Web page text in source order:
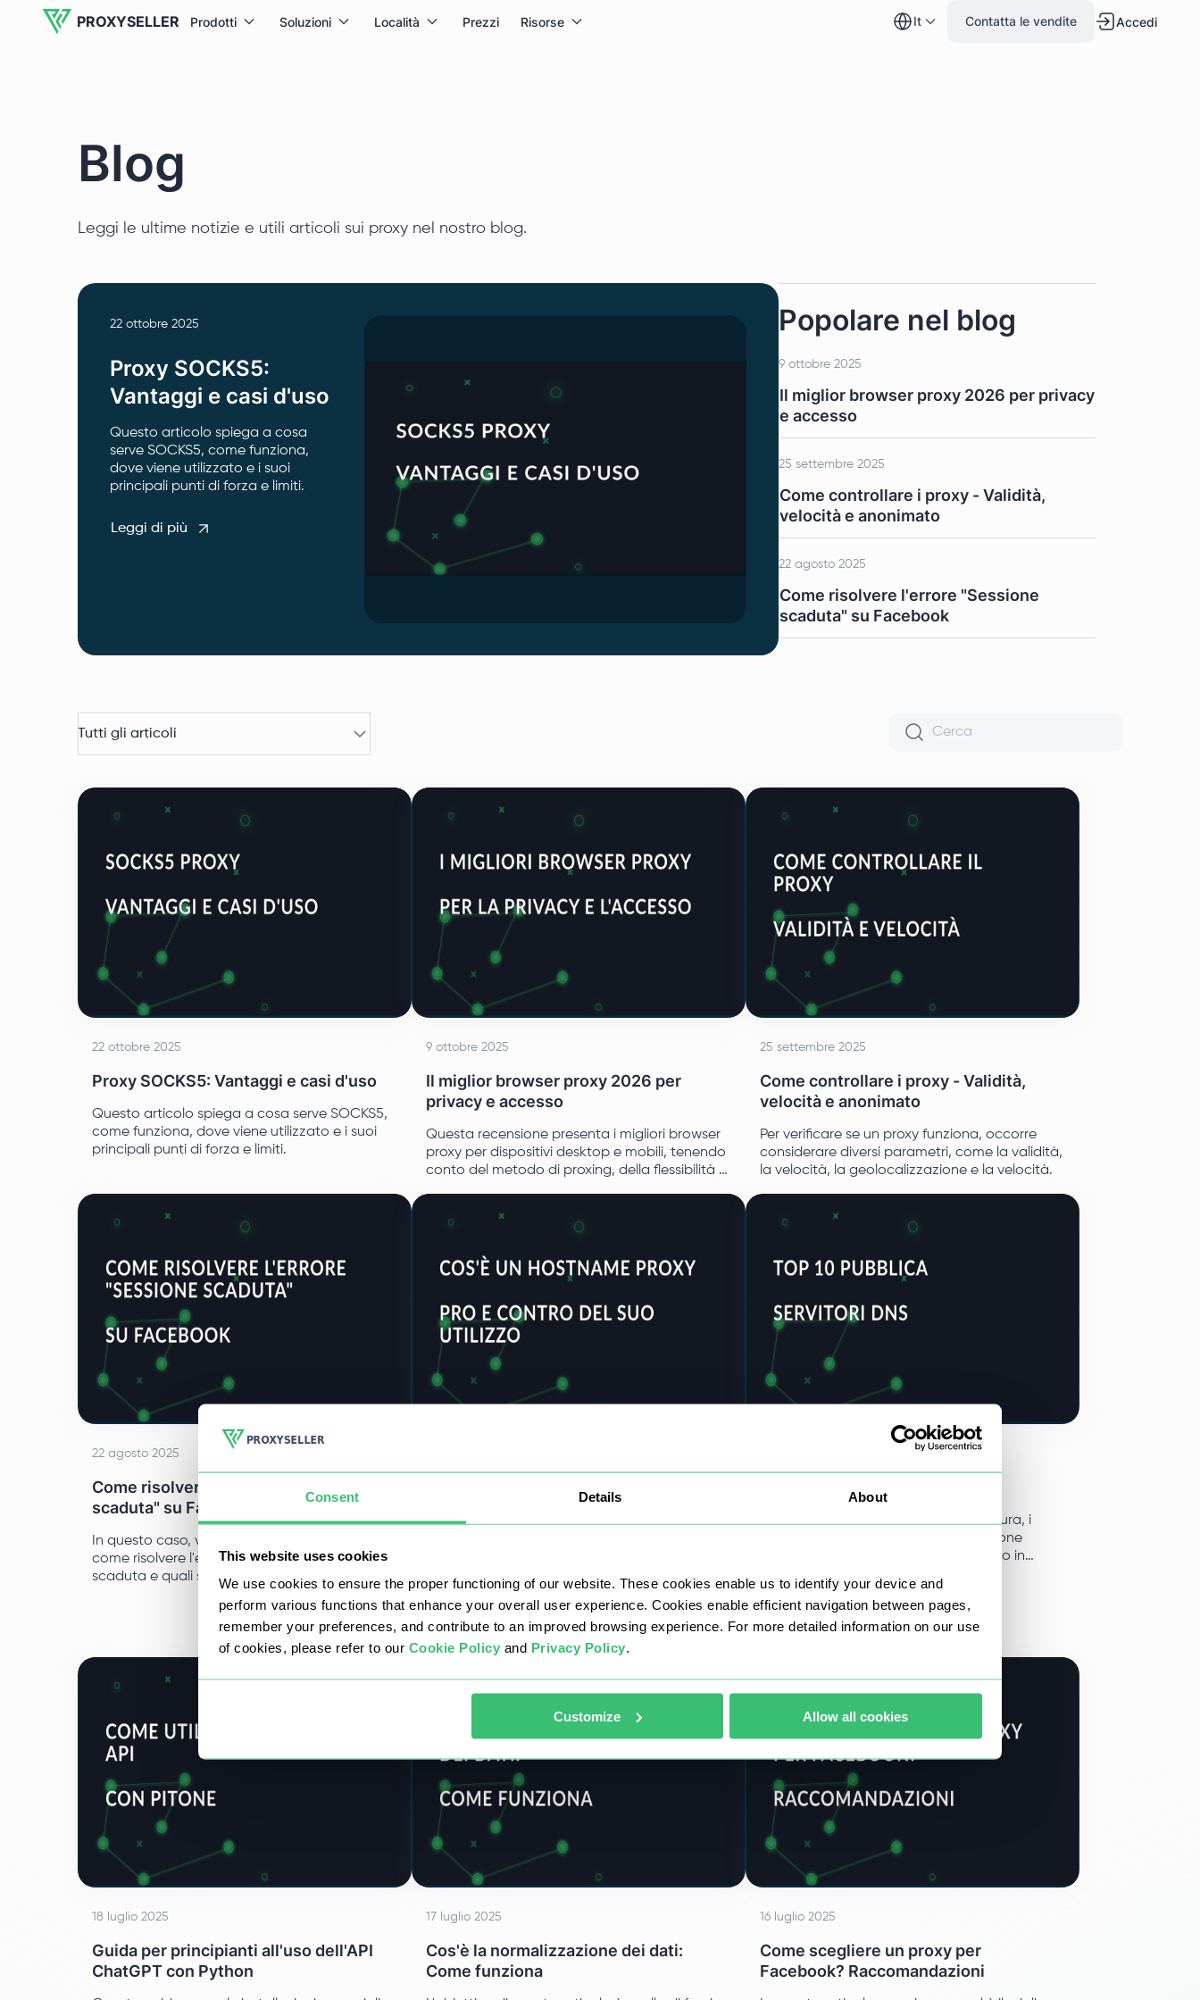
Consent Details About
This website uses cookies
We use cookies to ensure the proper functioning of our website. These cookies enable us to identify your device and
perform various functions that enhance your overall user experience. Cookies enable efficient navigation between pages,
remember your preferences, and contribute to an improved browsing experience. For more detailed information on our use
of cookies, please refer to our Cookie Policy and Privacy Policy.
Customize Allow all cookies
PROXYSELLER Prodotti Soluzioni Località Prezzi Risorse it Contatta le vendite Accedi
Blog
Leggi le ultime notizie e utili articoli sui proxy nel nostro blog.
22 ottobre 2025
Proxy SOCKS5:
Vantaggi e casi d'uso
Questo articolo spiega a cosa
serve SOCKS5, come funziona,
dove viene utilizzato e i suoi
principali punti di forza e limiti.
Leggi di più
Popolare nel blog
9 ottobre 2025
Il miglior browser proxy 2026 per privacy
e accesso
25 settembre 2025
Come controllare i proxy - Validità,
velocità e anonimato
22 agosto 2025
Come risolvere l'errore "Sessione
scaduta" su Facebook
Tutti gli articoli
22 ottobre 2025
Proxy SOCKS5: Vantaggi e casi d'uso
Questo articolo spiega a cosa serve SOCKS5,
come funziona, dove viene utilizzato e i suoi
principali punti di forza e limiti.
9 ottobre 2025
Il miglior browser proxy 2026 per
privacy e accesso
Questa recensione presenta i migliori browser
proxy per dispositivi desktop e mobili, tenendo
conto del metodo di proxing, della flessibilità di
25 settembre 2025
Come controllare i proxy - Validità,
velocità e anonimato
Per verificare se un proxy funziona, occorre
considerare diversi parametri, come la validità,
la velocità, la geolocalizzazione e la velocità.
22 agosto 2025
Come risolvere l'errore "Sessione
scaduta" su Facebook
In questo caso, vi spiegheremo in dettaglio
come risolvere l'errore di Facebook di sessione
scaduta e quali sono i passi da compiere per
sono i pro e i contro del suo utilizzo?
tratta di un indirizzo IP, una porta e, per le
soluzioni private, un nome utente e una
password. Questa discussione si propone di
fare luce sul significato di hostname proxy e
sulle sue caratteristiche.
Come elementi cruciali dell'infrastruttura, i
server DNS pubblici svolgono la funzione
essenziale di tradurre i nomi di dominio in
Internet di accedere a siti web specifici.
18 luglio 2025
Guida per principianti all'uso dell'API
ChatGPT con Python
17 luglio 2025
Cos'è la normalizzazione dei dati:
Come funziona
16 luglio 2025
Come scegliere un proxy per
Facebook? Raccomandazioni